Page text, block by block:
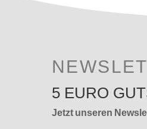
5 EURO
Jetzt unseren